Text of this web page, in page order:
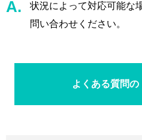
状況によって対応可能な
問い合わせください。
よくある質問